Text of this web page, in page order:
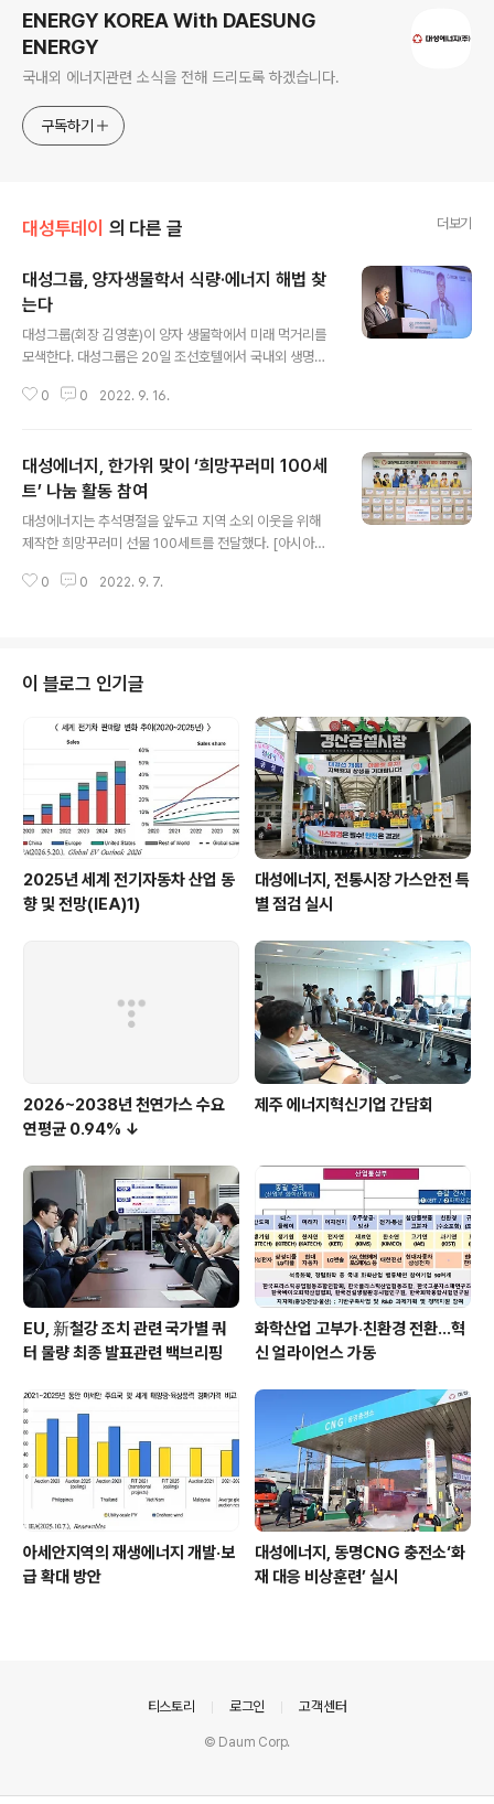
ENERGY KOREA With DAESUNG
ENERGY
국내외 에너지관련 소식을 전해 드리도록 하겠습니다.
구독하기
대성투데이 의 다른 글 더보기
대성그룹, 양자생물학서 식량·에너지 해법 찾
는다
대성그룹(회장 김영훈)이 양자 생물학에서 미래 먹거리를
모색한다. 대성그룹은 20일 조선호텔에서 국내외 생명공
포럼(DAESUNG HAEGANG MICROBES FORU
미래산업을 개척하다' ('What is life? The Quantum ?
A new frontier in biotechnology)'로 개최되며, 최근
바이오 분야에서 큰 관심을 모으고 있는 양자생물학(Quan
tum Biology)이 중점적으로 다뤄진다. 양자생물학은 양
자물리학 이론을 생물학에 결합한 학문으로, 최근 들어 획
기적인 연구성과들이 쏟아져 나오고 있다. 원..
0 0 2022. 9. 16.
대성에너지, 한가위 맞이 ‘희망꾸러미 100세
트’ 나눔 활동 참여
대성에너지는 추석명절을 앞두고 지역 소외 이웃을 위해
제작한 희망꾸러미 선물 100세트를 전달했다. [아시아경
자사 대구지사에서 ‘한가위 맞이 희망꾸러미’ 나눔 활동에
마음을 담은 희망꾸러미 선물 100세트를 제작해 전달하는
활동이다. 대성에너지 임직원과 적십자봉사회 서구지구협
의회와 함께 포장한 희망꾸러미 선물 세트는 즉석조리식품
과 통조림 등 8종의 생필품으로 알차게 구성해 서구 지역
취약계층 100세대에 전달된다. 윤홍식 대성에너지 대표이
사는 “물가 상승, 코로나19 등으로 다소 지치..
0 0 2022. 9. 7.
이 블로그 인기글
2025년 세계 전기자동차 산업 동
향 및 전망(IEA)1)
대성에너지, 전통시장 가스안전 특
별 점검 실시
2026~2038년 천연가스 수요
연평균 0.94% ↓
제주 에너지혁신기업 간담회
EU, 新철강 조치 관련 국가별 쿼
터 물량 최종 발표관련 백브리핑
화학산업 고부가‧친환경 전환…혁
신 얼라이언스 가동
아세안지역의 재생에너지 개발·보
급 확대 방안
대성에너지, 동명CNG 충전소‘화
재 대응 비상훈련’ 실시
티스토리 로그인 고객센터
© Daum Corp.